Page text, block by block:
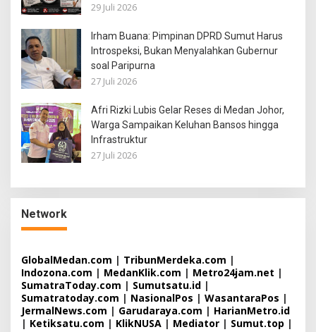
29 Juli 2026
Irham Buana: Pimpinan DPRD Sumut Harus
Introspeksi, Bukan Menyalahkan Gubernur
soal Paripurna
27 Juli 2026
Afri Rizki Lubis Gelar Reses di Medan Johor,
Warga Sampaikan Keluhan Bansos hingga
Infrastruktur
27 Juli 2026
Network
GlobalMedan.com | TribunMerdeka.com |
Indozona.com | MedanKlik.com | Metro24jam.net |
SumatraToday.com | Sumutsatu.id |
Sumatratoday.com | NasionalPos | WasantaraPos |
JermalNews.com | Garudaraya.com | HarianMetro.id
| Ketiksatu.com | KlikNUSA | Mediator | Sumut.top |